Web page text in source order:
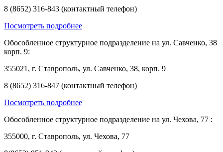
8 (8652) 316-843 (контактный телефон)
Посмотреть подробнее
Обособленное структурное подразделение на ул. Савченко, 38
корп. 9:
355021, г. Ставрополь, ул. Савченко, 38, корп. 9
8 (8652) 316-847 (контактный телефон)
Посмотреть подробнее
Обособленное структурное подразделение на ул. Чехова, 77 :
355000, г. Ставрополь, ул. Чехова, 77